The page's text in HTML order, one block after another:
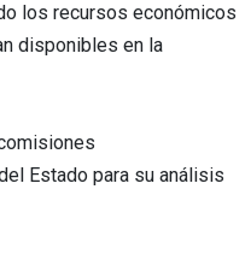
los recursos económicos
disponibles en la
Estado para su análisis